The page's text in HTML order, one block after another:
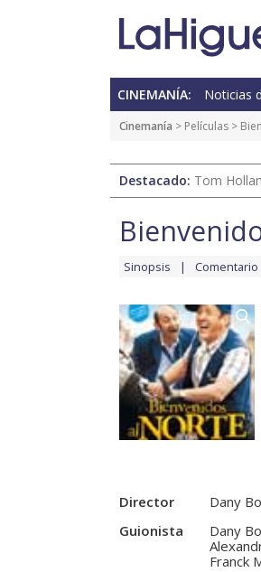
CINEMANÍA: Noticias
Cinemanía > Películas >
Destacado: Tom
Sinopsis Comentario
Director
Dany
Guionista
Dany
Franck